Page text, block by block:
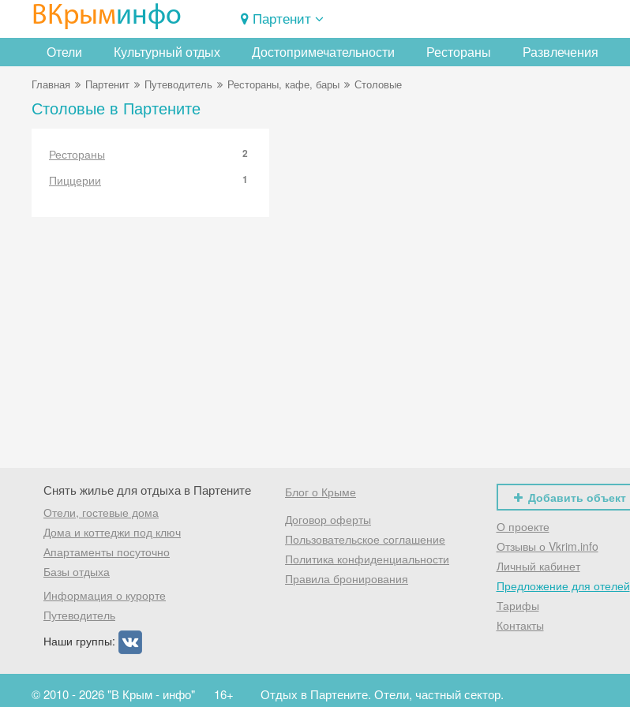
ВКрыминфо Партенит
Отели Культурный отдых Достопримечательности Рестораны Развлечения
Главная Партенит Путеводитель Рестораны, кафе, бары Столовые
Столовые в Партените
Рестораны 2
Пиццерии 1
Снять жилье для отдыха в Партените
Отели, гостевые дома
Дома и коттеджи под ключ
Апартаменты посуточно
Базы отдыха
Информация о курорте
Путеводитель
Наши группы:
Блог о Крыме
Договор оферты
Пользовательское соглашение
Политика конфиденциальности
Правила бронирования
Добавить объект
О проекте
Отзывы о Vkrim.info
Личный кабинет
Предложение для отелей
Тарифы
Контакты
© 2010 - 2026 "В Крым - инфо" 16+ Отдых в Партените. Отели, частный сектор.